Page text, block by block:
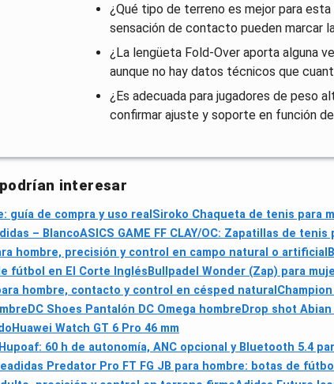
¿Qué tipo de terreno es mejor para
sensación de contacto pueden marcar
¿La lengüeta Fold-Over aporta alguna
aunque no hay datos técnicos que
¿Es adecuada para jugadores de peso
confirmar ajuste y soporte en función
interesar
guía de compra y uso real Siroko Chaqueta de tenis para
– BlancoASICS GAME FF CLAY/OC: Zapatillas de
hombre, precisión y control en campo natural o artificial
fútbol en El Corte Inglés Bullpadel Wonder (Zap) para
hombre, contacto y control en césped natural
DC Shoes Pantalón DC Omega hombre Drop shot Abian
Huawei Watch GT 6 Pro 46 mm
60 h de autonomía, ANC opcional y Bluetooth 5.4
adidas Predator Pro FT FG JB para hombre: botas de